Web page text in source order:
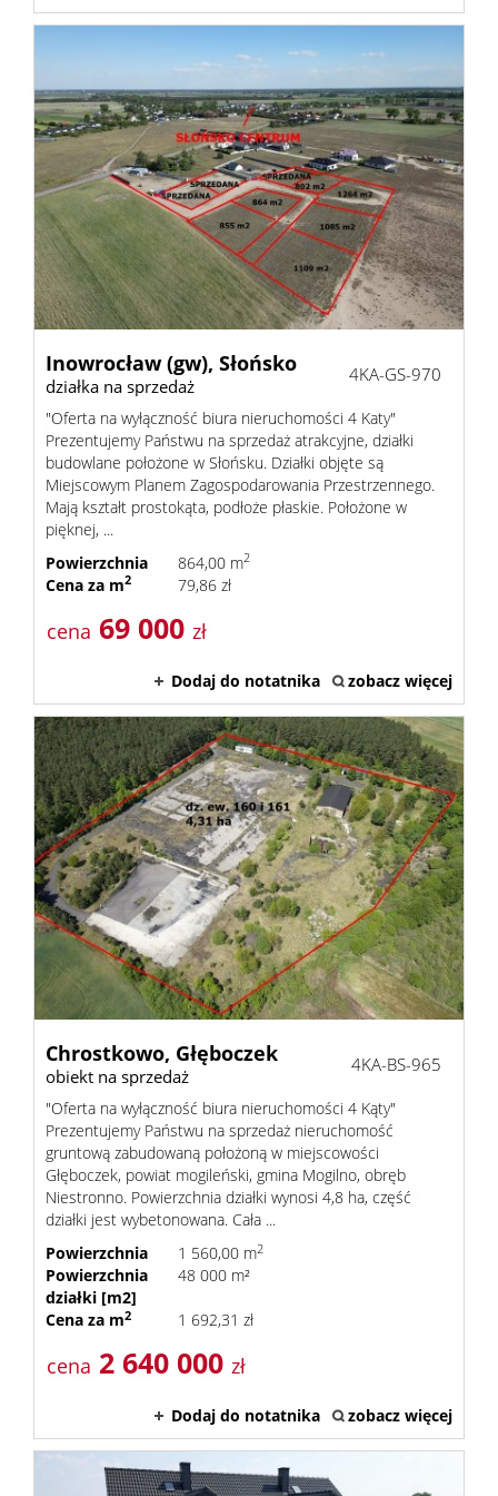
Najmem
Inowrocław (gw), Słońsko
działka na sprzedaż
4KA-GS-970
"Oferta na wyłączność biura nieruchomości 4 Katy"
Prezentujemy Państwu na sprzedaż atrakcyjne, działki
budowlane położone w Słońsku. Działki objęte są
Miejscowym Planem Zagospodarowania Przestrzennego.
Mają kształt prostokąta, podłoże płaskie. Położone w
pięknej, ...
Powierzchnia
864,00 m2
Cena za m2 79,86 zł
cena 69 000 zł
Dodaj do notatnika zobacz więcej
Chrostkowo, Głęboczek
obiekt na sprzedaż
4KA-BS-965
"Oferta na wyłączność biura nieruchomości 4 Kąty"
Prezentujemy Państwu na sprzedaż nieruchomość
gruntową zabudowaną położoną w miejscowości
Głęboczek, powiat mogileński, gmina Mogilno, obręb
Niestronno. Powierzchnia działki wynosi 4,8 ha, część
działki jest wybetonowana. Cała ...
Powierzchnia
1 560,00 m2
Powierzchnia
działki [m2]
48 000 m²
Cena za m2 1 692,31 zł
cena 2 640 000 zł
Dodaj do notatnika zobacz więcej